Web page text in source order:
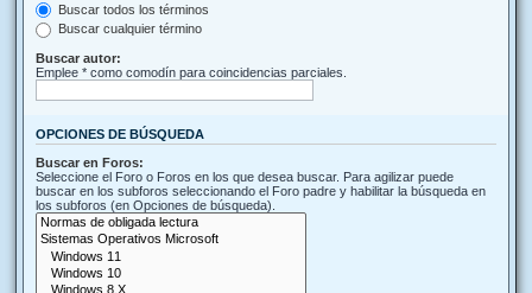
Buscar todos los términos
Buscar cualquier término
Buscar autor:
Emplee * como comodín para coincidencias parciales.
OPCIONES DE BÚSQUEDA
Buscar en Foros:
Seleccione el Foro o Foros en los que desea buscar. Para agilizar puede
buscar en los subforos seleccionando el Foro padre y habilitar la búsqueda en
los subforos (en Opciones de búsqueda).